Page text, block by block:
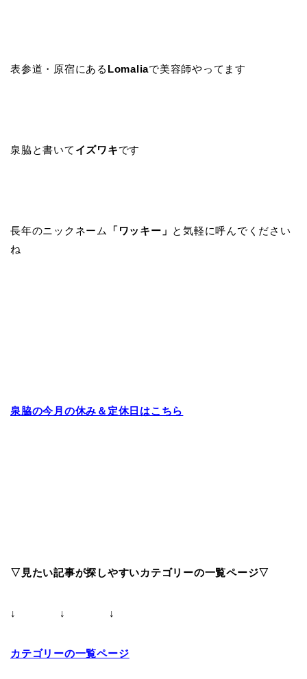
表参道・原宿にある Lomaliaで美容師やってます
泉脇と書いて イズワキです
長年のニックネーム 「ワッキー」 と気軽に呼んでください
ね
泉脇の今月の休み＆定休日はこちら
▽見たい記事が探しやすいカテゴリーの一覧ページ▽
↓ ↓ ↓
カテゴリーの一覧ページ